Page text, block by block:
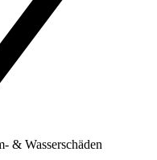
& Wasserschäden